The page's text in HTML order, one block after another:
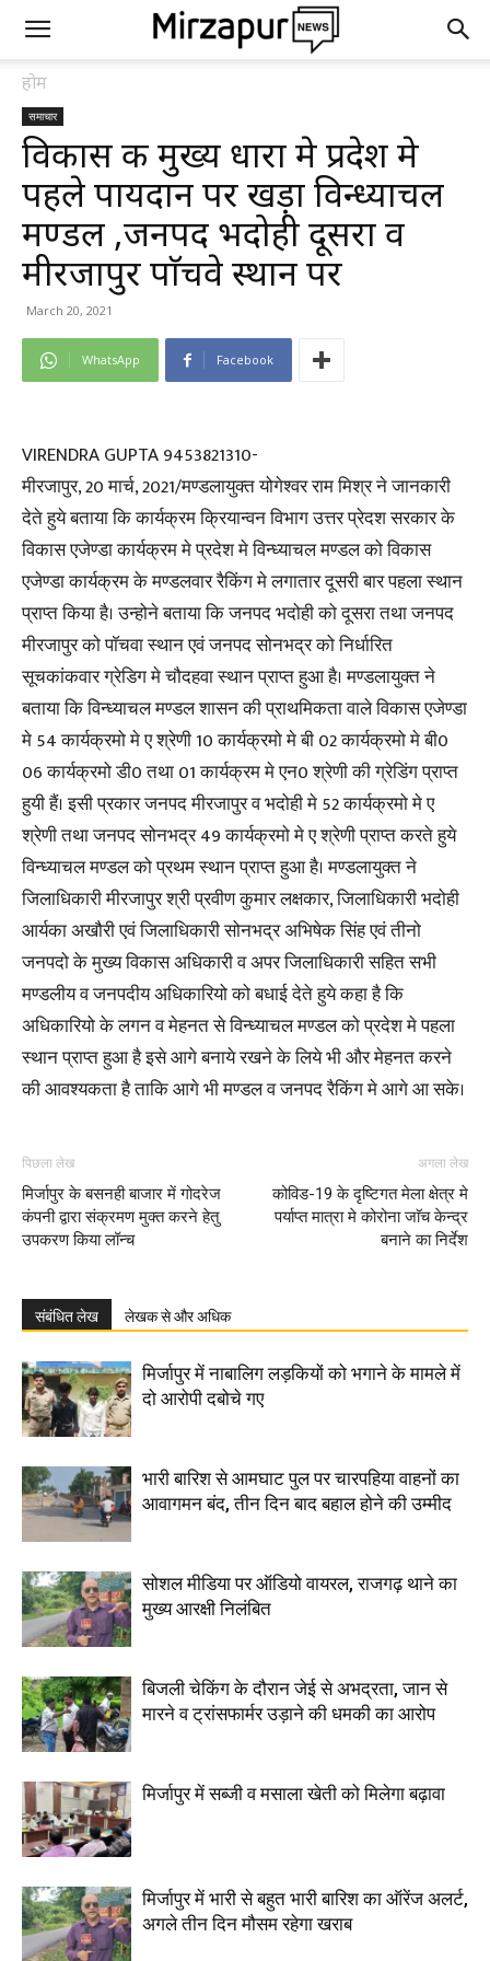
होम
समाचार
विकास की मुख्य धारा मे प्रदेश मे
पहले पायदान पर खड़ा विन्ध्याचल
मण्डल ,जनपद भदोही दूसरा व
मीरजापुर पाॅचवे स्थान पर
March 20, 2021
WhatsApp Facebook
VIRENDRA GUPTA 9453821310-
मीरजापुर, 20 मार्च, 2021/मण्डलायुक्त योगेश्वर राम मिश्र ने जानकारी
देते हुये बताया कि कार्यक्रम क्रियान्वन विभाग उत्तर प्रेदश सरकार के
विकास एजेण्डा कार्यक्रम मे प्रदेश मे विन्ध्याचल मण्डल को विकास
एजेण्डा कार्यक्रम के मण्डलवार रैकिंग मे लगातार दूसरी बार पहला स्थान
प्राप्त किया है। उन्होने बताया कि जनपद भदोही को दूसरा तथा जनपद
मीरजापुर को पाॅचवा स्थान एवं जनपद सोनभद्र को निर्धारित
सूचकांकवार ग्रेडिग मे चौदहवा स्थान प्राप्त हुआ है। मण्डलायुक्त ने
बताया कि विन्ध्याचल मण्डल शासन की प्राथमिकता वाले विकास एजेण्डा
मे 54 कार्यक्रमो मे ए श्रेणी 10 कार्यक्रमो मे बी 02 कार्यक्रमो मे बी0
06 कार्यक्रमो डी0 तथा 01 कार्यक्रम मे एन0 श्रेणी की ग्रेडिंग प्राप्त
हुयी हैं। इसी प्रकार जनपद मीरजापुर व भदोही मे 52 कार्यक्रमो मे ए
श्रेणी तथा जनपद सोनभद्र 49 कार्यक्रमो मे ए श्रेणी प्राप्त करते हुये
विन्ध्याचल मण्डल को प्रथम स्थान प्राप्त हुआ है। मण्डलायुक्त ने
जिलाधिकारी मीरजापुर श्री प्रवीण कुमार लक्षकार, जिलाधिकारी भदोही
आर्यका अखौरी एवं जिलाधिकारी सोनभद्र अभिषेक सिंह एवं तीनो
जनपदो के मुख्य विकास अधिकारी व अपर जिलाधिकारी सहित सभी
मण्डलीय व जनपदीय अधिकारियो को बधाई देते हुये कहा है कि
अधिकारियो के लगन व मेहनत से विन्ध्याचल मण्डल को प्रदेश मे पहला
स्थान प्राप्त हुआ है इसे आगे बनाये रखने के लिये भी और मेहनत करने
की आवश्यकता है ताकि आगे भी मण्डल व जनपद रैकिंग मे आगे आ सके।
पिछला लेख
मिर्जापुर के बसनही बाजार में गोदरेज
कंपनी द्वारा संक्रमण मुक्त करने हेतु
उपकरण किया लॉन्च
अगला लेख
कोविड-19 के दृष्टिगत मेला क्षेत्र मे
पर्याप्त मात्रा मे कोरोना जाॅच केन्द्र
बनाने का निर्देश
संबंधित लेख लेखक से और अधिक
मिर्जापुर में नाबालिग लड़कियों को भगाने के मामले में
दो आरोपी दबोचे गए
भारी बारिश से आमघाट पुल पर चारपहिया वाहनों का
आवागमन बंद, तीन दिन बाद बहाल होने की उम्मीद
सोशल मीडिया पर ऑडियो वायरल, राजगढ़ थाने का
मुख्य आरक्षी निलंबित
बिजली चेकिंग के दौरान जेई से अभद्रता, जान से
मारने व ट्रांसफार्मर उड़ाने की धमकी का आरोप
मिर्जापुर में सब्जी व मसाला खेती को मिलेगा बढ़ावा
मिर्जापुर में भारी से बहुत भारी बारिश का ऑरेंज अलर्ट,
अगले तीन दिन मौसम रहेगा खराब